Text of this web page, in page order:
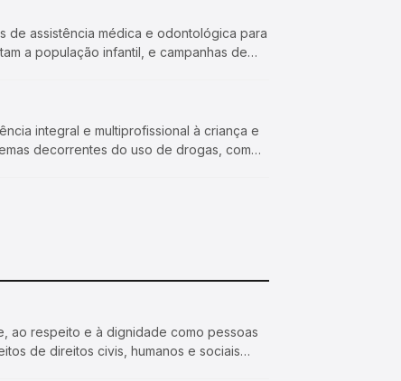
de assistência médica e odontológica para
a população infantil, e campanhas de
integral e multiprofissional à criança e
decorrentes do uso de drogas, com
ao respeito e à dignidade como pessoas
de direitos civis, humanos e sociais